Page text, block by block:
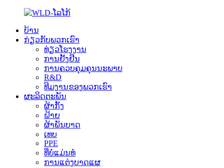
ບ້ານ
ກ່ຽວກັບພວກເຮົາ
ທ່ຽວໂຮງງານ
ການຢັ້ງຢືນ
ການຄວບຄຸມຄຸນນະພາບ
R&D
ທີມງານຂອງພວກເຮົາ
ຜະລິດຕະພັນ
ຜ້າກັ້ງ
ຝ້າຍ
ຜ້າພັນບາດ
ເທບ
PPE
ທີ່ບໍ່ແມ່ນທໍ
ການ​ແຕ່ງ​ບາດ​ແຜ​